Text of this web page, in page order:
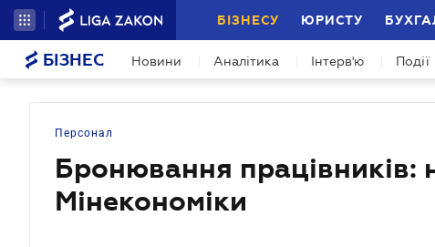
БІЗНЕСУ ЮРИСТУ
БІЗНЕС Новини Аналітика Інтерв'ю Події
Персонал
Бронювання працівників:
Мінекономіки